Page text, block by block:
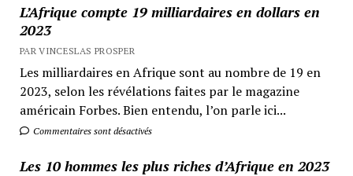
L’Afrique compte 19 milliardaires en dollars en
2023
PAR VINCESLAS PROSPER
Les milliardaires en Afrique sont au nombre de 19 en
2023, selon les révélations faites par le magazine
américain Forbes. Bien entendu, l’on parle ici...
Commentaires sont désactivés
Les 10 hommes les plus riches d’Afrique en 2023